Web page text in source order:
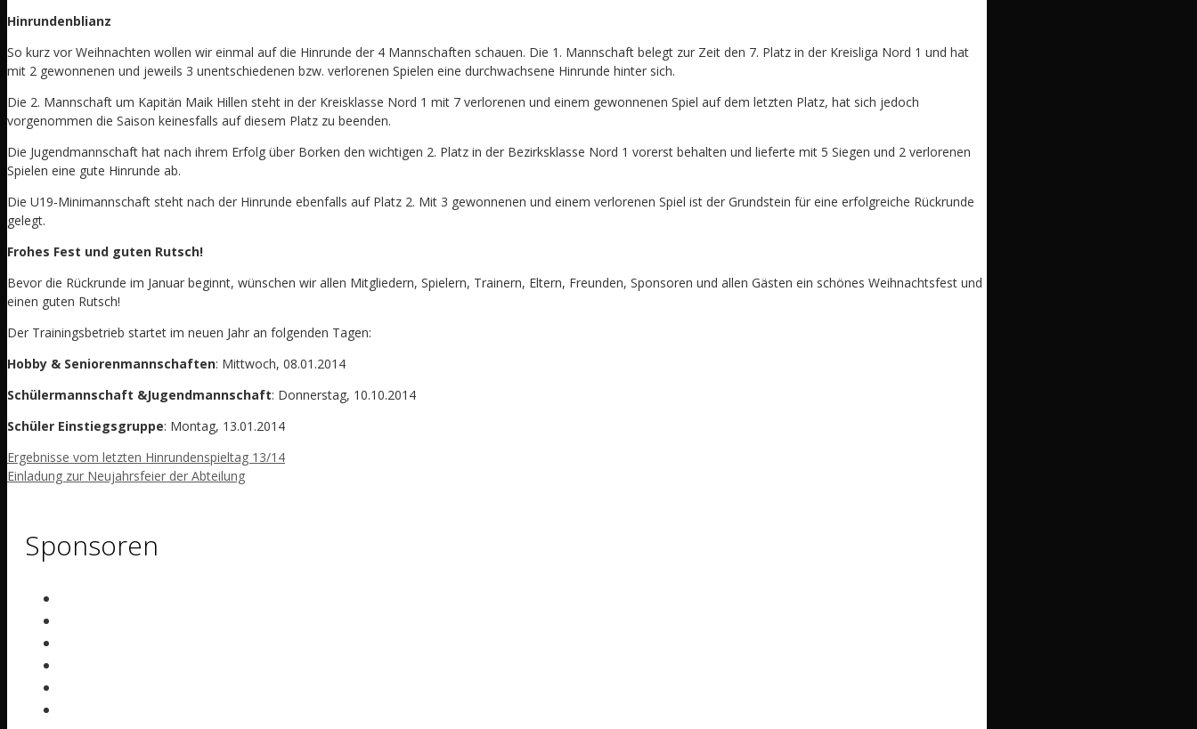
Hinrundenblianz
So kurz vor Weihnachten wollen wir einmal auf die Hinrunde der 4 Mannschaften schauen. Die 1. Mannschaft belegt zur Zeit den 7. Platz in der Kreisliga Nord 1 und hat
mit 2 gewonnenen und jeweils 3 unentschiedenen bzw. verlorenen Spielen eine durchwachsene Hinrunde hinter sich.
Die 2. Mannschaft um Kapitän Maik Hillen steht in der Kreisklasse Nord 1 mit 7 verlorenen und einem gewonnenen Spiel auf dem letzten Platz, hat sich jedoch
vorgenommen die Saison keinesfalls auf diesem Platz zu beenden.
Die Jugendmannschaft hat nach ihrem Erfolg über Borken den wichtigen 2. Platz in der Bezirksklasse Nord 1 vorerst behalten und lieferte mit 5 Siegen und 2 verlorenen
Spielen eine gute Hinrunde ab.
Die U19-Minimannschaft steht nach der Hinrunde ebenfalls auf Platz 2. Mit 3 gewonnenen und einem verlorenen Spiel ist der Grundstein für eine erfolgreiche Rückrunde
gelegt.
Frohes Fest und guten Rutsch!
Bevor die Rückrunde im Januar beginnt, wünschen wir allen Mitgliedern, Spielern, Trainern, Eltern, Freunden, Sponsoren und allen Gästen ein schönes Weihnachtsfest und
einen guten Rutsch!
Der Trainingsbetrieb startet im neuen Jahr an folgenden Tagen:
Hobby & Seniorenmannschaften: Mittwoch, 08.01.2014
Schülermannschaft &Jugendmannschaft: Donnerstag, 10.10.2014
Schüler Einstiegsgruppe: Montag, 13.01.2014
Ergebnisse vom letzten Hinrundenspieltag 13/14
Einladung zur Neujahrsfeier der Abteilung
Sponsoren